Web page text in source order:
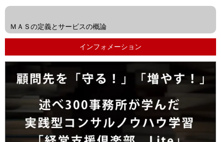
前
の
ＭＡＳの定義とサービスの概論
インフォメーション